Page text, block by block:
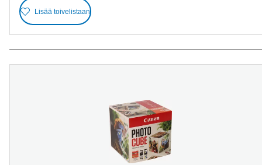
Lisää toivelistaan